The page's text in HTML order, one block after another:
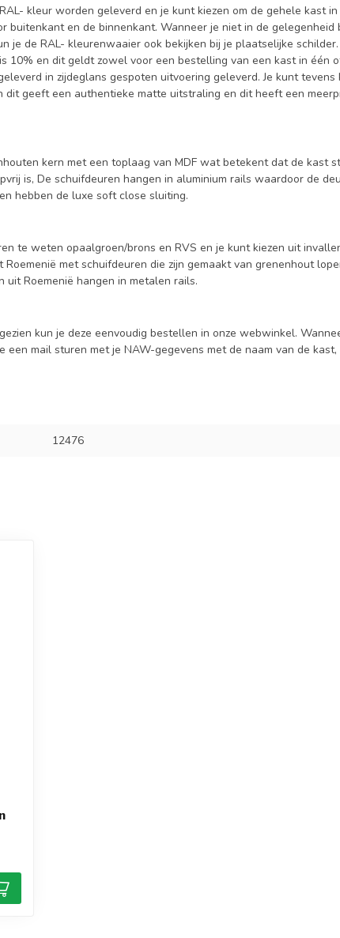
kleur worden geleverd en je kunt kiezen om de gehele kast in
en de binnenkant. Wanneer je niet in de gelegenheid
je de RAL- kleurenwaaier ook bekijken bij je plaatselijke schilder.
10% en dit geldt zowel voor een bestelling van een kast in één
in zijdeglans gespoten uitvoering geleverd. Je kunt tevens
dit geeft een authentieke matte uitstraling en dit heeft een
kern met een toplaag van MDF wat betekent dat de kast
is, De schuifdeuren hangen in aluminium rails waardoor de
hebben de luxe soft close sluiting.
te weten opaalgroen/brons en RVS en je kunt kiezen uit
met schuifdeuren die zijn gemaakt van grenenhout
uit Roemenië hangen in metalen rails.
kun je deze eenvoudig bestellen in onze webwinkel.
mail sturen met je NAW-gegevens met de naam van de kast,
12476